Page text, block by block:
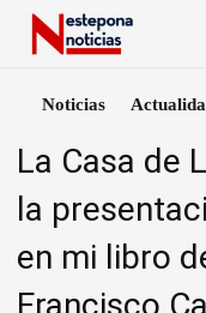
Noticias
La Casa de
la
en mi libro